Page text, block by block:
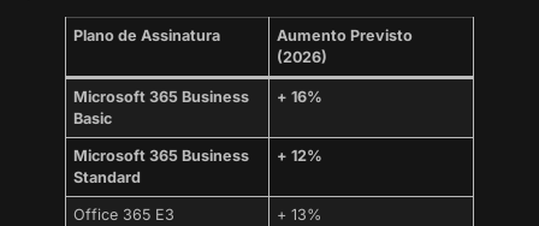
Plano de Assinatura
Aumento Previsto
(2026)
Microsoft 365 Business
Basic
+ 16%
Microsoft 365 Business
Standard
+ 12%
Office 365 E3 + 13%